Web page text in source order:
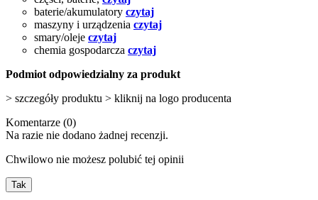
baterie/akumulatory czytaj
maszyny i urządzenia czytaj
smary/oleje czytaj
chemia gospodarcza czytaj
Podmiot odpowiedzialny za produkt
> szczegóły produktu > kliknij na logo producenta
Komentarze (0)
Na razie nie dodano żadnej recenzji.
Chwilowo nie możesz polubić tej opinii
Tak